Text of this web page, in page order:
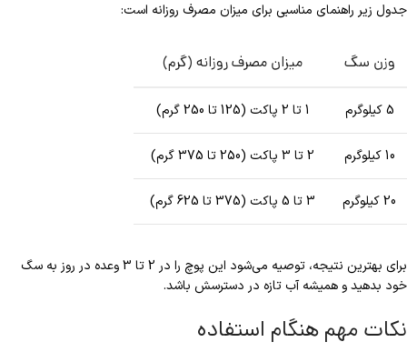
جدول زیر راهنمای مناسبی برای میزان مصرف روزانه است:
وزن سگ میزان مصرف روزانه (گرم)
5 کیلوگرم 1 تا 2 پاکت (125 تا 250 گرم)
10 کیلوگرم 2 تا 3 پاکت (250 تا 375 گرم)
20 کیلوگرم 3 تا 5 پاکت (375 تا 625 گرم)
برای بهترین نتیجه، توصیه می‌شود این پوچ را در 2 تا 3 وعده در روز به سگ
خود بدهید و همیشه آب تازه در دسترسش باشد.
نکات مهم هنگام استفاده